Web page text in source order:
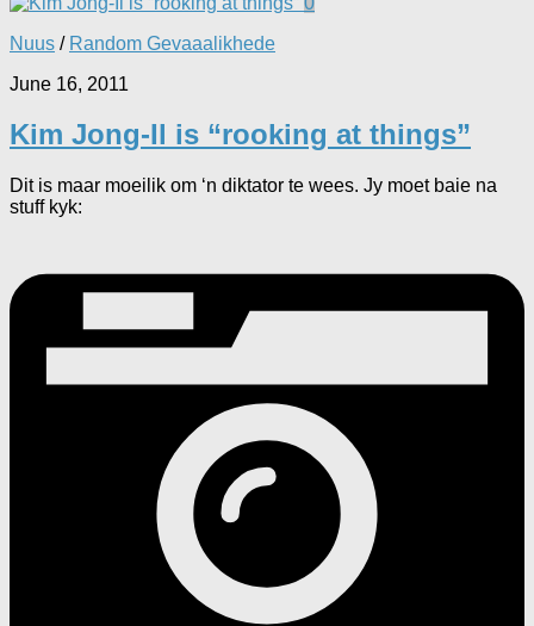
Nuus / Random Gevaaalikhede
June 16, 2011
Kim Jong-Il is “rooking at things”
Dit is maar moeilik om ‘n diktator te wees. Jy moet baie na
stuff kyk: